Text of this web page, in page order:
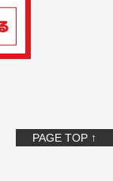
PAGE TOP ↑